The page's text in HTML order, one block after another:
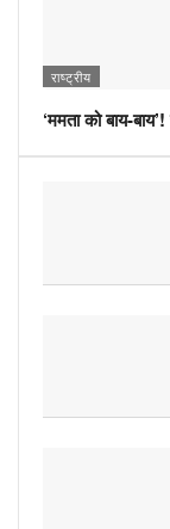
राष्ट्रीय
‘ममता को बाय-